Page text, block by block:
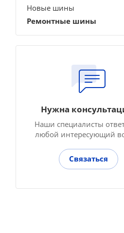
Новые шины
Ремонтные шины
Нужна
Наши специалисты
любой интересующий
Связаться